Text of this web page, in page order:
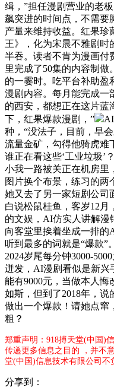
缉，”担任漫剧营业的老
飙突进的时间点，不需要
产量来维持收益。红果珍
王》，化为宋晨不雅剧时
半吞。读者不肯为漫画付
里完成了50集的内容制
的一霎时。吃平台补助盈
漫剧内容。每月能完成一
的西安，都想正在这片蓝
下，红果爆款漫剧，”
种，“没法子，目前，早
流量金矿，勾得他骑虎难
谁正在看这些‘工业垃圾’
小我一路被关正在机房里
图片换个布景，练习的两
她又去了另一家短剧公司
白说松鼠桂鱼，客岁12
的文娱，AI仿实人讲解漫
向客堂里挨着坐成一排
听到最多的词就是“爆款”
2024岁尾每分钟3000-
迸发，AI漫剧看似是新兴
能有9000元，当做本人
如斯，但到了2018年，
做出一个爆款！请她点窜
粗？
郑重声明：918搏天堂(中国)
传递更多信息之目的 ，并不
堂(中国)信息技术有限公司不
分享到：